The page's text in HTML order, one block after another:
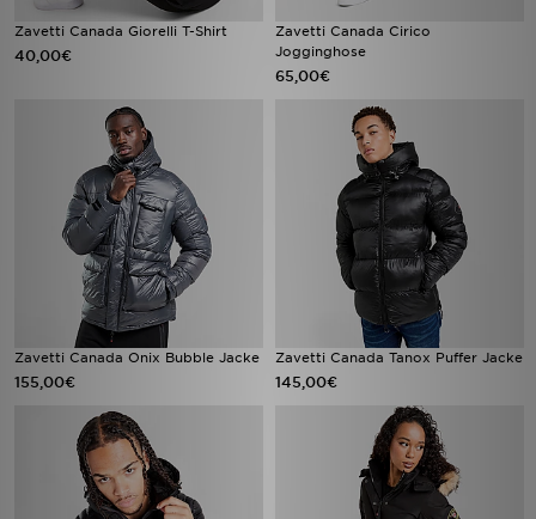
Zavetti Canada Giorelli T-Shirt
40,00€
Zavetti Canada Cirico
Jogginghose
65,00€
Zavetti Canada Onix Bubble Jacke
155,00€
Zavetti Canada Tanox Puffer Jacke
145,00€